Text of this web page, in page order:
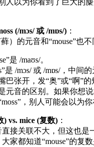
人以为你看到了巨大的
(/mɔs/ 或 /mɒs/) ：
）的元音和“mouse”也不
是 /maʊs/。
是 /mɔs/ 或 /mɒs/，中间
巴张开，发“奥”或“啊”的
元音的区别。如果你想说
，别人可能会以为你
) vs. mice (复数) ：
接关联不大，但这也是
家都知道“mouse”的复